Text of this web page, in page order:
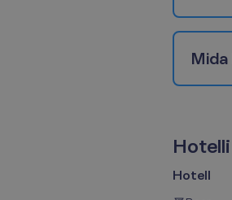
Mida
Hotelli
Hotell